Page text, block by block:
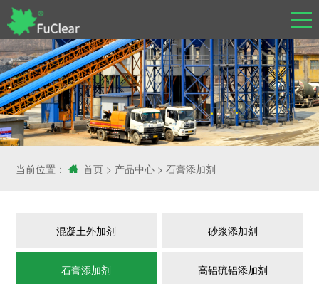
当前位置： 首页 > 产品中心 >石膏添加剂
混凝土外加剂 砂浆添加剂
石膏添加剂 高铝硫铝添加剂